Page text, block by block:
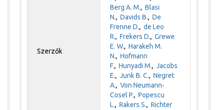
Szerzők
Berg A. M.,Blasi
N.,Davids B.,De
Frenne D.,de Leo
R.,Frekers D.,Grewe
E. W.,Harakeh M.
N.,Hofmann
F.,Hunyadi M.,Jacobs
E.,Junk B. C.,Negret
A.,Von Neumann-
Cosel P.,Popescu
L.,Rakers S.,Richter